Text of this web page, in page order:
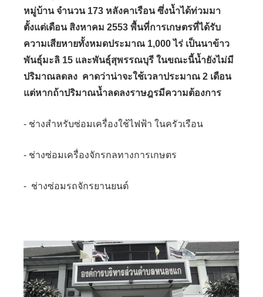
หมู่บ้าน จำนวน 173 หลังคาเรือน ซึ่งน้ำได้ท่วมมา
ตั้งแต่เดือน สิงหาคม 2553 พื้นที่การเกษตรที่ได้รับ
ความเสียหายทั้งหมดประมาณ 1,000 ไร่ เป็นนาข้าว
พันธุ์มะลิ 15 และพันธุ์สุพรรณบุรี ในขณะนี้น้ำยังไม่มี
ปริมาณลดลง คาดว่าน่าจะใช้เวลาประมาณ 2 เดือน
แต่หากถ้าปริมาณน้ำลดลงราษฎรมีความต้องการ
- ช่างสำหรับซ่อมเครื่องใช้ไฟฟ้า ในครัวเรือน
- ช่างซ่อมเครื่องจักรกลทางการเกษตร
- ช่างซ่อมรถจักรยานยนต์